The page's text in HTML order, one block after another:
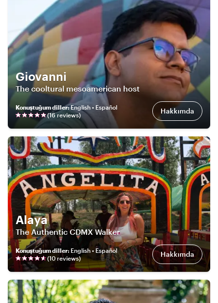
Giovanni
The cooltural mesoamerican host
Konuştuğum diller:English • Español
(16 reviews) Hakkımda
Alaya
The Authentic CDMX Walker
Konuştuğum diller: English • Español
(10 reviews) Hakkımda